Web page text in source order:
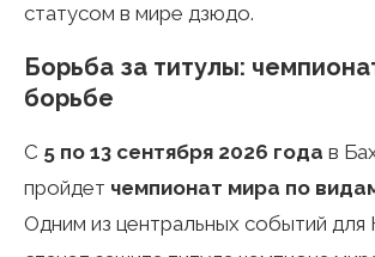
статусом в мире дзюдо.
Борьба за титулы:
борьбе
С 5 по 13 сентября 2026 года в
пройдет чемпионат мира по
Одним из центральных событий для